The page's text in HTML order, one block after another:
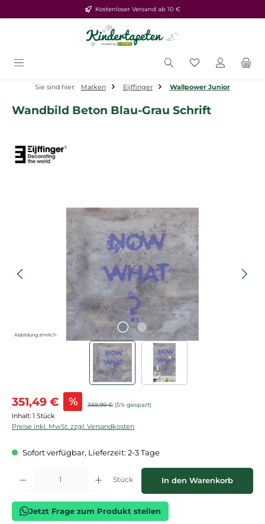
Zum Hauptinhalt springenKostenloser Versand ab 10 €
Du hast 0
Sie sind hier: Marken Eijffinger Wallpower Junior
Wandbild Beton Blau-Grau Schrift
Bildergalerie überspringen
Abbildung ähnlich
Verkaufspreis:
351,49 € % Regulärer Preis:
369,99 € (5% gespart)
Inhalt: 1 Stück
Preise inkl. MwSt. zzgl. Versandkosten
Sofort verfügbar, Lieferzeit: 2-3 Tage
Produkt Anzahl: Gib den gewünschten Wert ein oder benutze die
Stück In den Warenkorb
Jetzt Frage zum Produkt stellen